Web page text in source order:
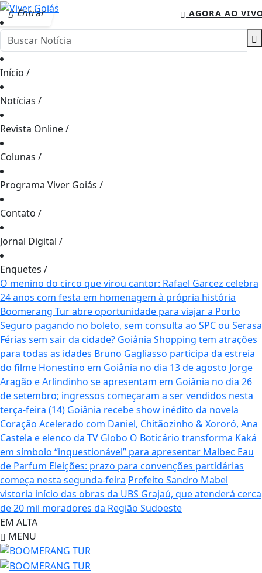
Entrar AGORA AO
Início /
Notícias /
Revista Online/
Colunas /
Programa Viver Goiás /
Contato /
Jornal Digital /
Enquetes /
O menino do circo que virou cantor: Rafael Garcez celebra
24 anos com festa em homenagem à própria história
Boomerang Tur abre oportunidade para viajar a Porto
Seguro pagando no boleto, sem consulta ao SPC ou Serasa
Férias sem sair da cidade? Goiânia Shopping tem atrações
para todas as idades Bruno Gagliasso participa da estreia
do filme Honestino em Goiânia no dia 13 de agosto Jorge
Aragão e Arlindinho se apresentam em Goiânia no dia 26
de setembro; ingressos começaram a ser vendidos nesta
terça-feira (14) Goiânia recebe show inédito da novela
Coração Acelerado com Daniel, Chitãozinho & Xororó, Ana
Castela e elenco da TV Globo O Boticário transforma Kaká
em símbolo “inquestionável” para apresentar Malbec Eau
de Parfum Eleições: prazo para convenções partidárias
começa nesta segunda-feira Prefeito Sandro Mabel
vistoria início das obras da UBS Grajaú, que atenderá cerca
de 20 mil moradores da Região Sudoeste
EM ALTA
MENU